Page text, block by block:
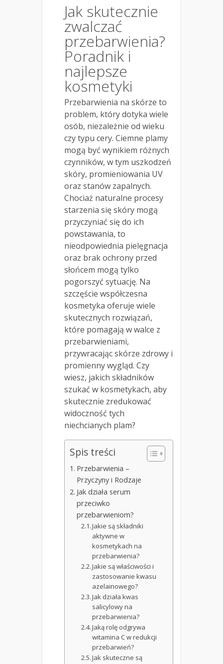
Jak skutecznie
zwalczać
przebarwienia?
Poradnik i
najlepsze
kosmetyki
Przebarwienia na skórze to
problem, który dotyka wiele
osób, niezależnie od wieku
czy typu cery. Ciemne plamy
mogą być wynikiem różnych
czynników, w tym uszkodzeń
skóry, promieniowania UV
oraz stanów zapalnych.
Chociaż naturalne procesy
starzenia się skóry mogą
przyczyniać się do ich
powstawania, to
nieodpowiednia pielęgnacja
oraz brak ochrony przed
słońcem mogą tylko
pogorszyć sytuację. Na
szczęście współczesna
kosmetyka oferuje wiele
skutecznych rozwiązań,
które pomagają w walce z
przebarwieniami,
przywracając skórze zdrowy i
promienny wygląd. Czy
wiesz, jakich składników
szukać w kosmetykach, aby
skutecznie zredukować
widoczność tych
niechcianych plam?
Spis treści
Przebarwienia –
Przyczyny i Rodzaje
Jak działa serum
przeciwko
przebarwieniom?
Jakie są składniki
aktywne w
kosmetykach na
przebarwienia?
Jakie są właściwości i
zastosowanie kwasu
azelainowego?
Jak działa kwas
salicylowy na
przebarwienia?
Jaką rolę odgrywa
witamina C w redukcji
przebarwień?
Jak skuteczne są